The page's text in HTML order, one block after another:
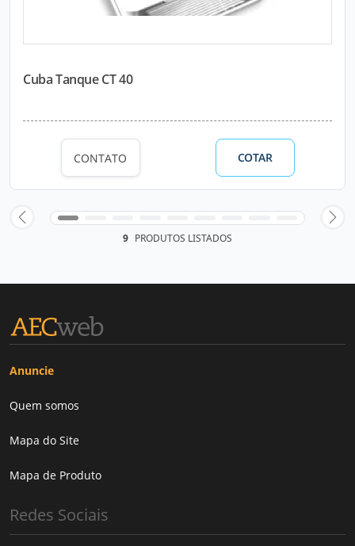
Cuba Tanque CT 40
CONTATO COTAR
9 PRODUTOS LISTADOS
Anuncie
Quem somos
Mapa do Site
Mapa de Produto
Redes Sociais